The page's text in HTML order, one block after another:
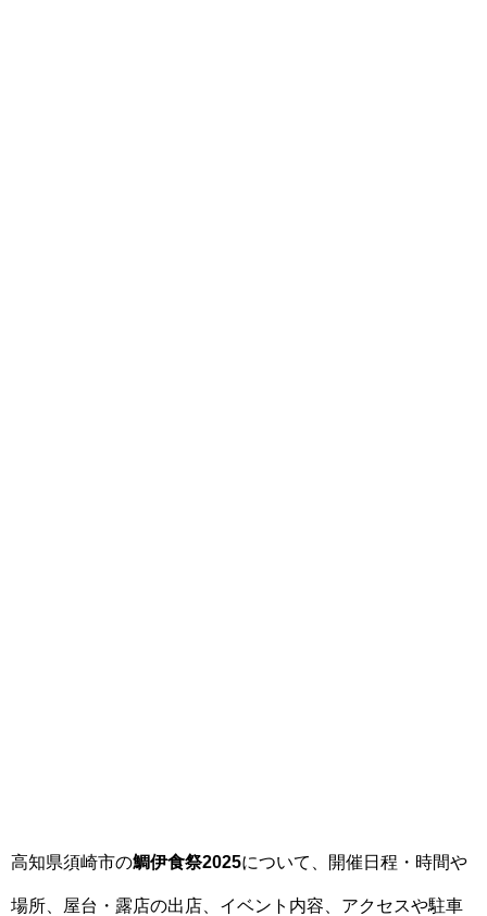
高知県須崎市の鯛伊食祭2025について、開催日程・時間や
場所、屋台・露店の出店、イベント内容、アクセスや駐車